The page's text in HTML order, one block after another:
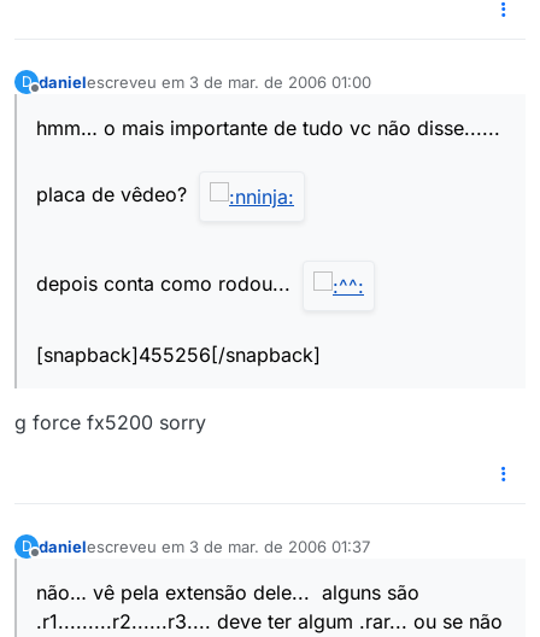
D danielescreveu em 3 de mar. de 2006 01:00
última edição por
hmm… o mais importante de tudo vc não disse......
placa de vêdeo?
depois conta como rodou...
[snapback]455256[/snapback]
g force fx5200 sorry
D danielescreveu em 3 de mar. de 2006 01:37
última edição por
não… vê pela extensão dele... alguns são
.r1.........r2......r3.... deve ter algum .rar... ou se não